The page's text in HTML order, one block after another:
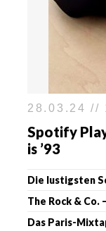
28.03.24 //
Spotify
is ’93
Die lustigsten
The Rock & Co.
Das Paris-